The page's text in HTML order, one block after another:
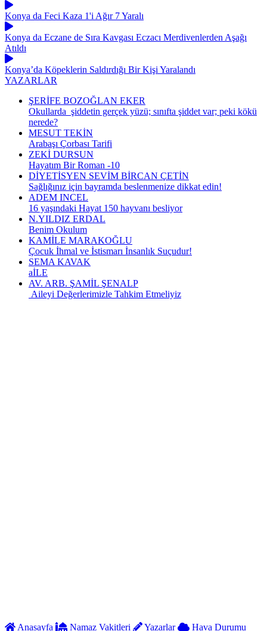
Konya da Feci Kaza 1'i Ağır 7 Yaralı
Konya da Eczane de Sıra Kavgası Eczacı Merdivenlerden Aşağı
Atıldı
Konya’da Köpeklerin Saldırdığı Bir Kişi Yaralandı
YAZARLAR
ŞERİFE BOZOĞLAN EKER
Okullarda şiddetin gerçek yüzü; sınıfta şiddet var; peki kökü
nerede?
MESUT TEKİN
Arabaşı Çorbası Tarifi
ZEKİ DURSUN
Hayatım Bir Roman -10
DİYETİSYEN SEVİM BİRCAN ÇETİN
Sağlığınız için bayramda beslenmenize dikkat edin!
ADEM INCEL
16 yaşındaki Hayat 150 hayvanı besliyor
N.YILDIZ ERDAL
Benim Okulum
KAMİLE MARAKOĞLU
Çocuk İhmal ve İstismarı İnsanlık Suçudur!
SEMA KAVAK
aİLE
AV. ARB. ŞAMİL ŞENALP
Aileyi Değerlerimizle Tahkim Etmeliyiz
Anasayfa Namaz Vakitleri Yazarlar Hava Durumu